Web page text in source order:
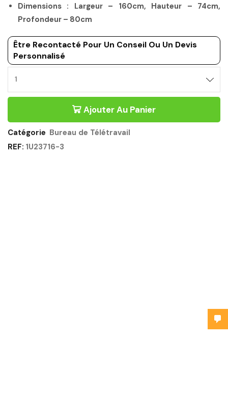
Dimensions : Largeur – 160cm, Hauteur – 74cm,
Profondeur – 80cm
Être Recontacté Pour Un Conseil Ou Un Devis
Personnalisé
Ajouter Au Panier
Catégorie Bureau de Télétravail
REF: 1U23716-3